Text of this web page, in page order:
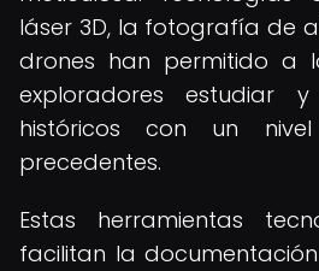
láser 3D, la fotografía de
drones han permitido a
exploradores estudiar
históricos con un
precedentes.
Estas herramientas
facilitan la